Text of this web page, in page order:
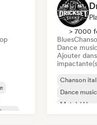
> 7000
Blues
Dance music
Ajouter
Chanson
Dance music
Metal /